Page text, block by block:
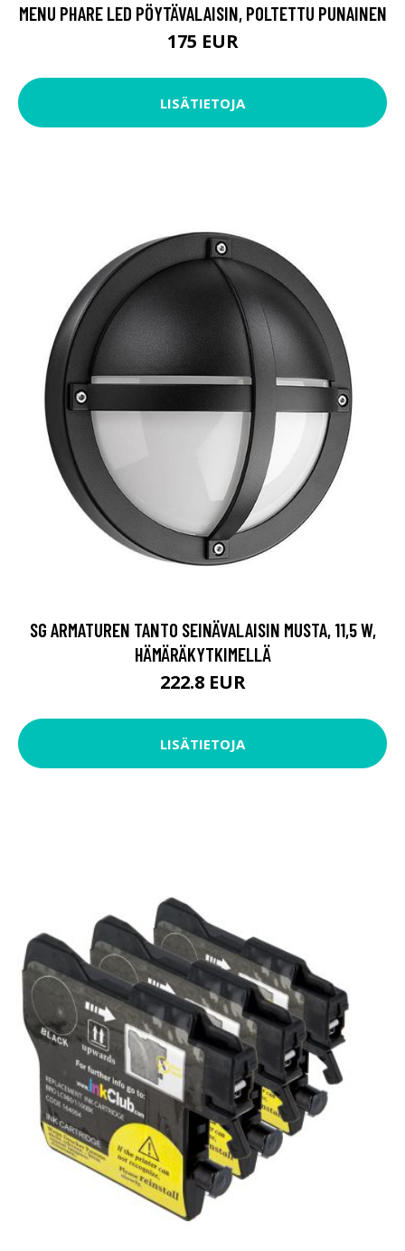
MENU PHARE LED PÖYTÄVALAISIN, POLTETTU PUNAINEN
175 EUR
LISÄTIETOJA
SG ARMATUREN TANTO SEINÄVALAISIN MUSTA, 11,5 W,
HÄMÄRÄKYTKIMELLÄ
222.8 EUR
LISÄTIETOJA